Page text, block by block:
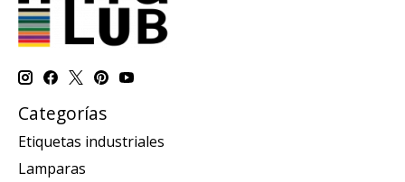
Categorías
Etiquetas industriales
Lamparas